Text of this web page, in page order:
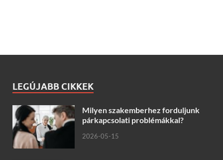
LEGÚJABB CIKKEK
Milyen szakemberhez forduljunk
párkapcsolati problémákkal?
2026-05-15